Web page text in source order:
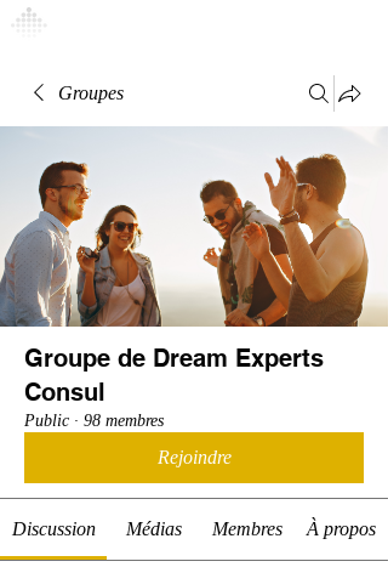
Groupes
Groupe de Dream Experts
Consul
Public · 98 membres
Rejoindre
Discussion Médias Membres À propos